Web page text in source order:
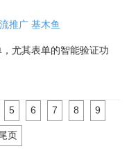
推广 基木鱼
尤其表单的智能验证功
5 6 7 8 9
页